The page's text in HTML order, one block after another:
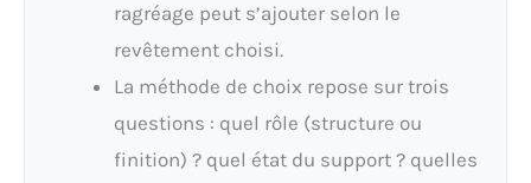
ragréage peut s’ajouter selon le
revêtement choisi.
La méthode de choix repose sur trois
questions : quel rôle (structure ou
finition) ? quel état du support ? quelles